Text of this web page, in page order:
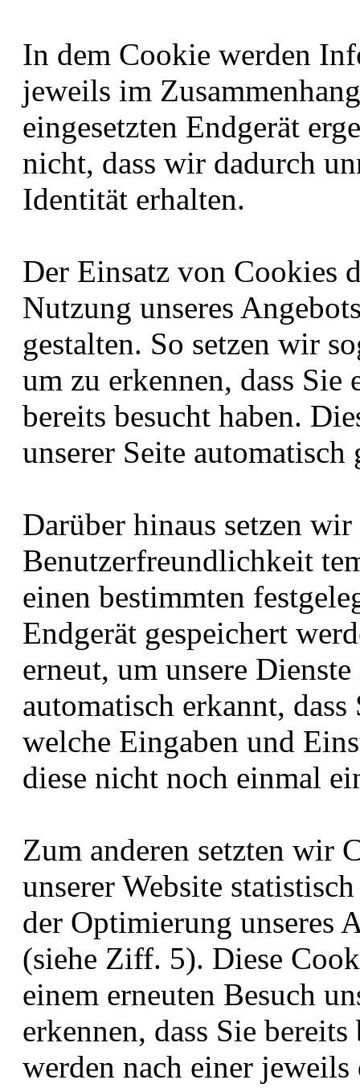
In dem Cookie werden
jeweils im
eingesetzten Endgerät
nicht, dass wir dadurch
Identität erhalten.
Der Einsatz von Cookies
Nutzung unseres
gestalten. So setzen wir
um zu erkennen, dass Sie
bereits besucht haben.
unserer Seite automatisch
Darüber hinaus setzen
Benutzerfreundlichkeit
einen bestimmten
Endgerät gespeichert
erneut, um unsere
automatisch erkannt,
welche Eingaben und
diese nicht noch einmal
Zum anderen setzten wir
unserer Website
der Optimierung unseres
(siehe Ziff. 5). Diese
einem erneuten Besuch
erkennen, dass Sie
werden nach einer